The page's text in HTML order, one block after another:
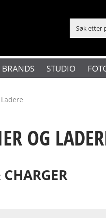
BRANDS STUDIO
OG